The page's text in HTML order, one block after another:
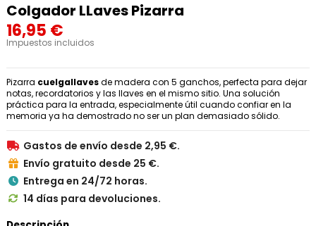
Colgador LLaves Pizarra
16,95 €
Impuestos incluidos
Pizarra cuelgallavesde madera con 5 ganchos, perfecta para dejar
notas, recordatorios y las llaves en el mismo sitio. Una solución
práctica para la entrada, especialmente útil cuando confiar en la
memoria ya ha demostrado no ser un plan demasiado sólido.
 Gastos de envío desde 2,95 €.
 Envío gratuito desde 25 €.
 Entrega en 24/72 horas.
 14 días para devoluciones.